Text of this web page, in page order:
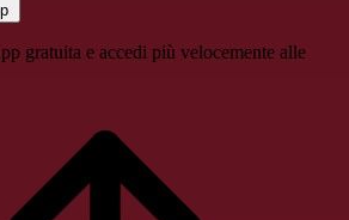
gratuita e accedi più velocemente alle